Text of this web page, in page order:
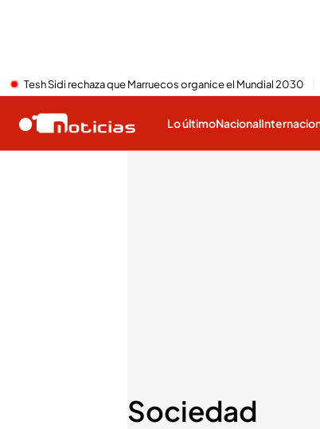
Tesh Sidi rechaza que Marruecos organice el Mundial 2030
Lo últimoNacional
Sociedad